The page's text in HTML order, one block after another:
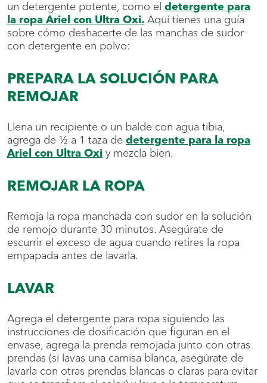
un detergente potente, como el detergente para
la ropa Ariel con Ultra Oxi. Aquí tienes una guía
sobre cómo deshacerte de las manchas de sudor
con detergente en polvo:
PREPARA LA SOLUCIÓN PARA
REMOJAR
Llena un recipiente o un balde con agua tibia,
agrega de ½ a 1 taza de detergente para la ropa
Ariel con Ultra Oxi y mezcla bien.
REMOJAR LA ROPA
Remoja la ropa manchada con sudor en la solución
de remojo durante 30 minutos. Asegúrate de
escurrir el exceso de agua cuando retires la ropa
empapada antes de lavarla.
LAVAR
Agrega el detergente para ropa siguiendo las
instrucciones de dosificación que figuran en el
envase, agrega la prenda remojada junto con otras
prendas (si lavas una camisa blanca, asegúrate de
lavarla con otras prendas blancas o claras para evitar